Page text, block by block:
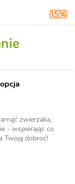
zwierzaka,
- wspierając co
Twoją dobroć!